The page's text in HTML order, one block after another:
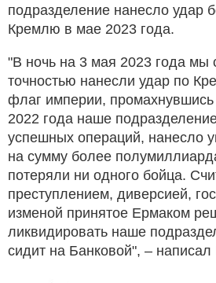
подразделение нанесло удар
Кремлю в мае 2023 года.
"В ночь на 3 мая 2023 года мы
точностью нанесли удар по
флаг империи,
2022 года наше
успешных операций, нанесло
на сумму более
потеряли ни одного бойца.
преступлением, диверсией,
изменой принятое Ермаком
ликвидировать наше
сидит на Банковой", – написал